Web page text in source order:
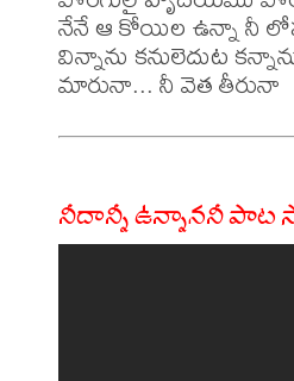
నేనే ఆ కోయిల ఉన్నా నీ
విన్నాను కనులెదుట
నీదాన్నీ ఉన్నాననీ పాట